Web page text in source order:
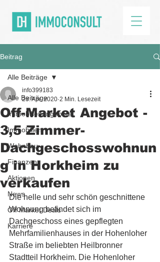
Beitrag
Alle Beiträge
Immobilienangebote
Immobilien
Wohnbau
Finanzen
Aktionen
News
Off Market Deals
Karriere
Alle Beiträge
Off-Market Angebot -
3,5 Zimmer-
Dachgeschosswohnun
g in Horkheim zu
verkaufen
info399183
23. Apr. 2020 2 Min. Lesezeit
Die helle und sehr schön geschnittene
Wohnung befindet sich im
Dachgeschoss eines gepflegten
Mehrfamilienhauses in der Hohenloher
Straße im beliebten Heilbronner
Stadtteil Horkheim. Die Hohenloher